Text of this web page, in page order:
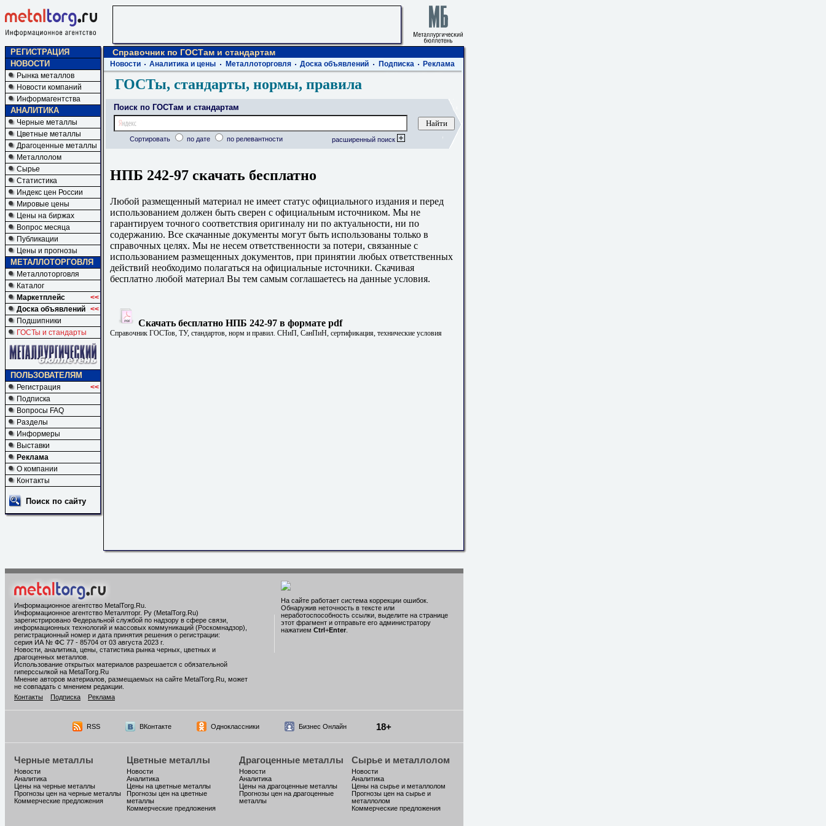
РЕГИСТРАЦИЯ
НОВОСТИ
Рынка металлов
Новости компаний
Информагентства
АНАЛИТИКА
Черные металлы
Цветные металлы
Драгоценные металлы
Металлолом
Сырье
Статистика
Индекс цен России
Мировые цены
Цены на биржах
Вопрос месяца
Публикации
Цены и прогнозы
МЕТАЛЛОТОРГОВЛЯ
Металлоторговля
Каталог
Маркетплейс
<<
Доска объявлений <<
Подшипники
ГОСТы и стандарты
ПОЛЬЗОВАТЕЛЯМ
Регистрация
<<
Подписка
Вопросы FAQ
Разделы
Информеры
Выставки
Реклама
О компании
Контакты
Поиск по сайту
Справочник по ГОСТам и стандартам
Новости Аналитика и цены Металлоторговля Доска объявлений Подписка Реклама
ГОСТы, стандарты, нормы, правила
Поиск по ГОСТам и стандартам
Сортировать по дате по релевантности расширенный поиск
НПБ 242-97 скачать бесплатно
Любой размещенный материал не имеет статус официального издания и перед
использованием должен быть сверен с официальным источником. Мы не
гарантируем точного соответствия оригиналу ни по актуальности, ни по
содержанию. Все скачанные документы могут быть использованы только в
справочных целях. Мы не несем ответственности за потери, связанные с
использованием размещенных документов, при принятии любых ответственных
действий необходимо полагаться на официальные источники. Скачивая
бесплатно любой материал Вы тем самым соглашаетесь на данные условия.
Скачать бесплатно НПБ 242-97 в формате pdf
Справочник ГОСТов, ТУ, стандартов, норм и правил. СНиП, СанПиН, сертификация, технические условия
Информационное агентство MetalTorg.Ru
Информационное агентство Металлторг. Ру (MetalTorg.Ru)
зарегистрировано Федеральной службой по надзору в сфере связи,
информационных технологий и массовых коммуникаций (Роскомнадзор),
регистрационный номер и дата принятия решения о регистрации:
серия ИА № ФС 77 - 85704 от 03 августа 2023 г.
Новости, аналитика, цены, статистика рынка черных, цветных и
драгоценных металлов.
Использование открытых материалов разрешается с обязательной
гиперссылкой на MetalTorg.Ru
Мнение авторов материалов, размещаемых на сайте MetalTorg.Ru, может
не совпадать с мнением редакции.
Контакты
Подписка Реклама
На сайте работает система коррекции ошибок.
Обнаружив неточность в тексте или
неработоспособность ссылки, выделите на странице
этот фрагмент и отправьте его администратору
нажатием Ctrl+Enter
RSS ВКонтакте Одноклассники Бизнес Онлайн 18+
Черные металлы
Новости
Аналитика
Цены на черные металлы
Прогнозы цен на черные металлы
Коммерческие предложения
Цветные металлы
Новости
Аналитика
Цены на цветные металлы
Прогнозы цен на цветные
металлы
Коммерческие предложения
Драгоценные металлы
Новости
Аналитика
Цены на драгоценные металлы
Прогнозы цен на драгоценные
металлы
Сырье и металлолом
Новости
Аналитика
Цены на сырье и металлолом
Прогнозы цен на сырье и
металлолом
Коммерческие предложения